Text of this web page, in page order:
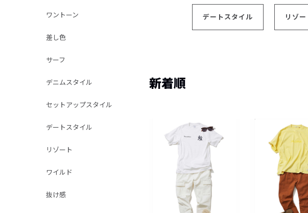
フォ
セー
ワントーン
差し色
サーフ
デニムスタイル
セットアップスタイル
デートスタイル
リゾート
ワイルド
抜け感
デートスタイル リゾー
新着順